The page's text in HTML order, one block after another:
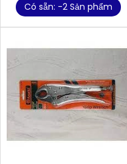
Có sẵn: -2 Sản phẩm